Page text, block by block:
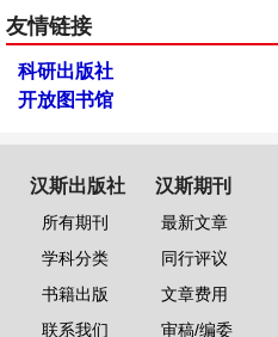
友情链接
科研出版社
开放图书馆
汉斯出版社
所有期刊
学科分类
书籍出版
联系我们
汉斯期刊
最新文章
同行评议
文章费用
审稿/编委